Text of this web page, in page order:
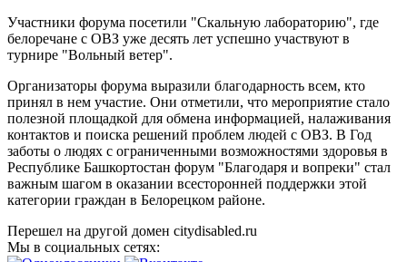
Участники форума посетили "Скальную лабораторию", где
белоречане с ОВЗ уже десять лет успешно участвуют в
турнире "Вольный ветер".
Организаторы форума выразили благодарность всем, кто
принял в нем участие. Они отметили, что мероприятие стало
полезной площадкой для обмена информацией, налаживания
контактов и поиска решений проблем людей с ОВЗ. В Год
заботы о людях с ограниченными возможностями здоровья в
Республике Башкортостан форум "Благодаря и вопреки" стал
важным шагом в оказании всесторонней поддержки этой
категории граждан в Белорецком районе.
Перешел на другой домен citydisabled.ru
Мы в социальных сетях: